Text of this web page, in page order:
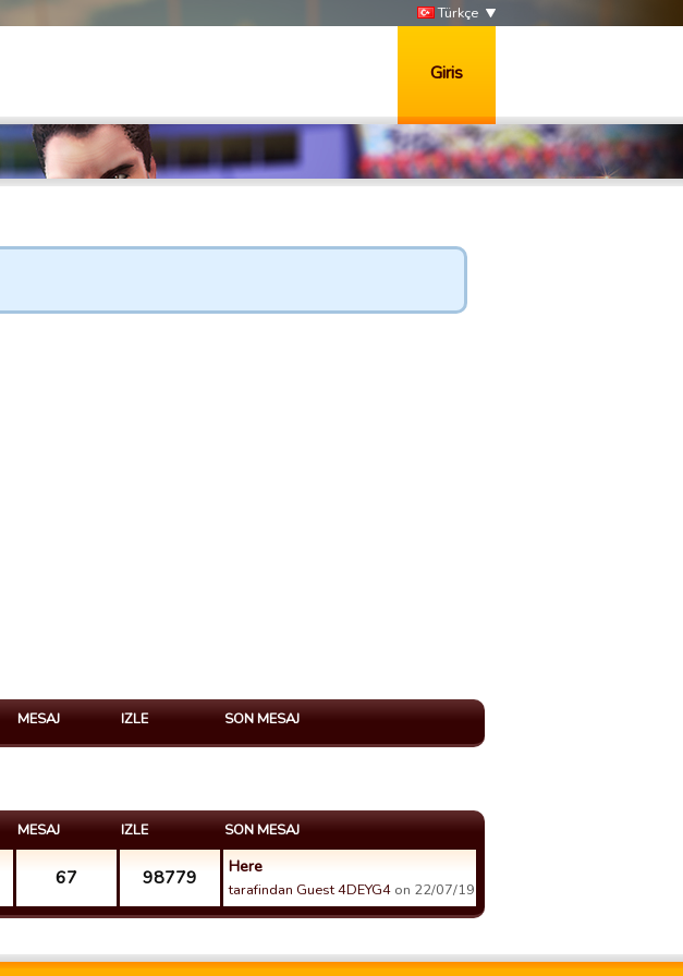
Türkçe
Giris
MESAJ IZLE SON MESAJ
MESAJ IZLE SON MESAJ
67 98779 Here
tarafindan Guest 4DEYG4 on 22/07/19 06:31 tarihinde.